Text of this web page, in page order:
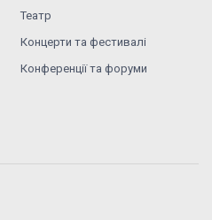
Театр
Концерти та фестивалі
Конференції та форуми